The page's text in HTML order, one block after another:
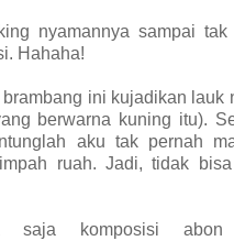
nyamannya sampai tak
Hahaha!
brambang ini kujadikan lauk
berwarna kuning itu).
aku tak pernah
ruah. Jadi, tidak bisa
saja komposisi abon